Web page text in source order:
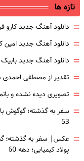
تازه ها
= دانلود آهنگ جدید کارو
= دانلود آهنگ جدید امین
= دانلود آهنگ جدید بابیک
= تقدیر از مصطفی احمدی
= تصویری دیده نشده و
=
53
= عکس| سفر به گذشته؛
پولاد کیمیایی؛ دهه 60